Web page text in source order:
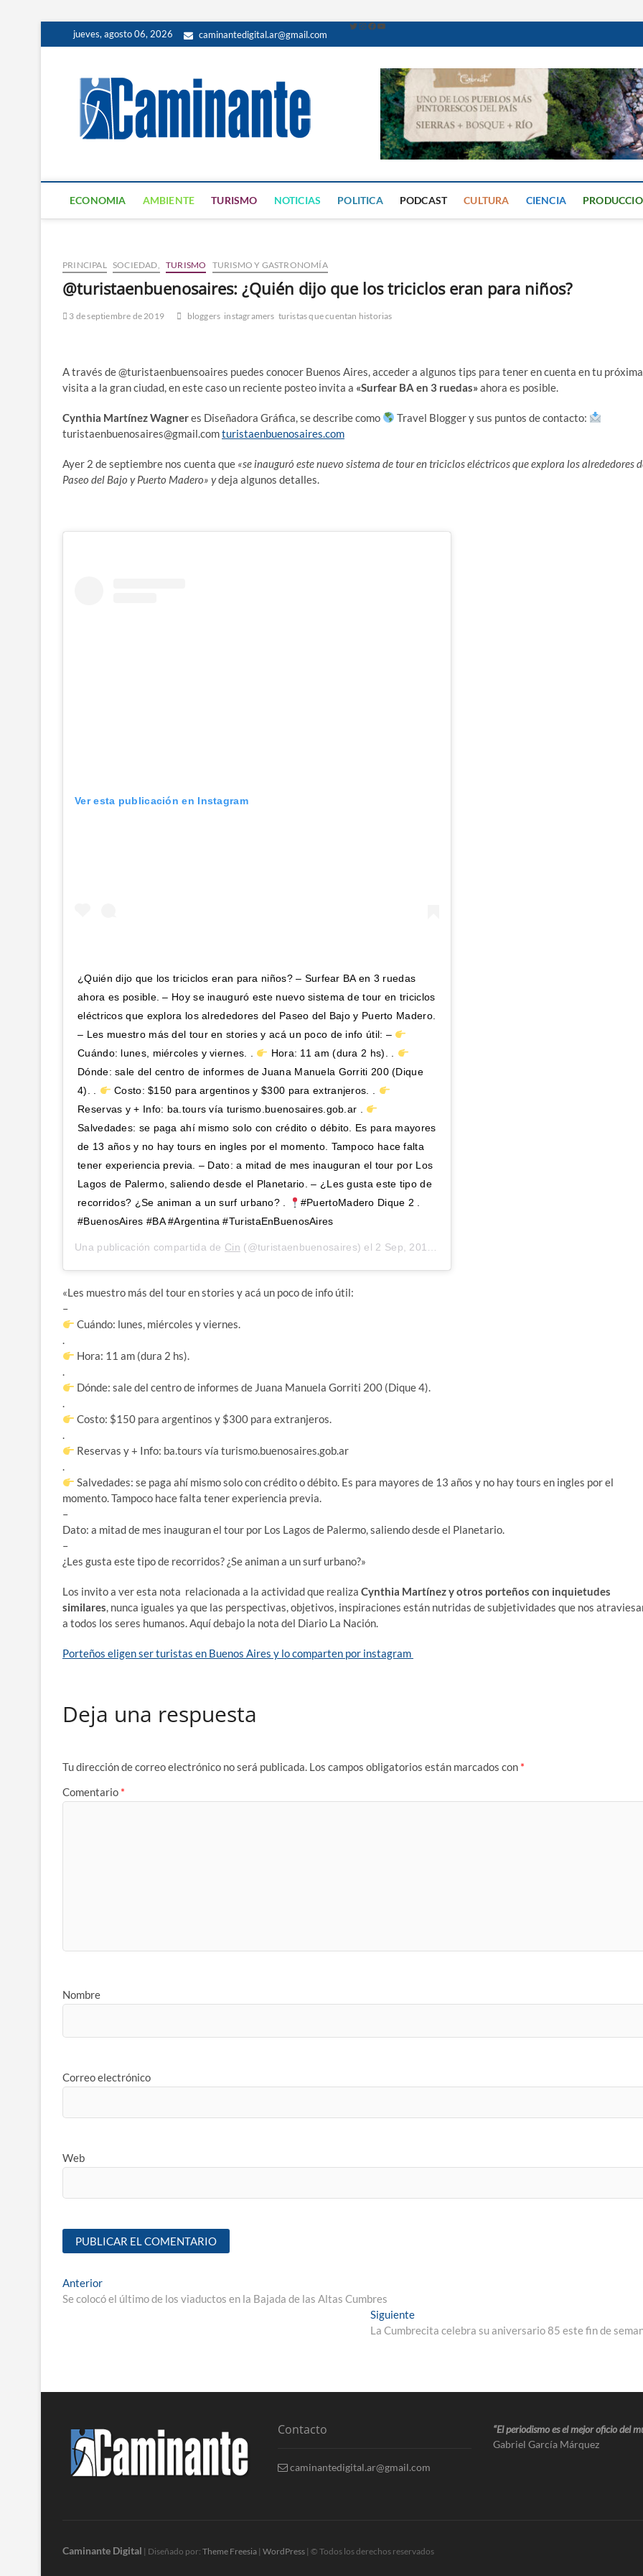
jueves, agosto 06, 2026 caminantedigital.ar@gmail.com
Caminante Digital
PERIÓDICO DIGITAL DEL VALLE DE CALAMUCHITA
ECONOMIA AMBIENTE TURISMO NOTICIAS POLITICA PODCAST CULTURA CIENCIA
PRINCIPAL SOCIEDAD, TURISMO TURISMO Y GASTRONOMÍA
@turistaenbuenosaires: ¿Quién dijo que los triciclos eran para niños?
3 de septiembre de 2019 bloggers instagramers turistas que cuentan historias
A través de @turistaenbuensoaires puedes conocer Buenos Aires, acceder a algunos tips para tener en cuenta en tu próxima
visita a la gran ciudad, en este caso un reciente posteo invita a «Surfear BA en 3 ruedas»ahora es posible.
Cynthia Martínez Wagneres Diseñadora Gráfica, se describe como
Travel Blogger y sus puntos de contacto:
turistaenbuenosaires@gmail.comturistaenbuenosaires.com
Ayer 2 de septiembre nos cuenta que «se inauguró este nuevo sistema de tour en triciclos eléctricos que explora los alrededores
Paseo del Bajo y Puerto Madero» ydeja algunos detalles.
Ver esta publicación en Instagram
¿Quién dijo que los triciclos eran para niños? – Surfear BA en 3 ruedas
ahora es posible. – Hoy se inauguró este nuevo sistema de tour en triciclos
eléctricos que explora los alrededores del Paseo del Bajo y Puerto Madero.
– Les muestro más del tour en stories y acá un poco de info útil: –
Cuándo: lunes, miércoles y viernes. .
Hora: 11 am (dura 2 hs). .
Dónde: sale del centro de informes de Juana Manuela Gorriti 200 (Dique
4). .
Costo: $150 para argentinos y $300 para extranjeros. .
Reservas y + Info: ba.tours vía turismo.buenosaires.gob.ar .
Salvedades: se paga ahí mismo solo con crédito o débito. Es para mayores
de 13 años y no hay tours en ingles por el momento. Tampoco hace falta
tener experiencia previa. – Dato: a mitad de mes inauguran el tour por Los
Lagos de Palermo, saliendo desde el Planetario. – ¿Les gusta este tipo de
recorridos? ¿Se animan a un surf urbano? .
#PuertoMadero Dique 2 .
#BuenosAires #BA #Argentina #TuristaEnBuenosAires
Una publicación compartida de Cin (@turistaenbuenosaires) el 2 Sep, 2019 a las 3:35 PDT
«Les muestro más del tour en stories y acá un poco de info útil:
–
Cuándo: lunes, miércoles y viernes.
.
Hora: 11 am (dura 2 hs).
.
Dónde: sale del centro de informes de Juana Manuela Gorriti 200 (Dique 4).
.
Costo: $150 para argentinos y $300 para extranjeros.
.
Reservas y + Info: ba.tours vía turismo.buenosaires.gob.ar
.
Salvedades: se paga ahí mismo solo con crédito o débito. Es para mayores de 13 años y no hay tours en ingles por el
momento. Tampoco hace falta tener experiencia previa.
–
Dato: a mitad de mes inauguran el tour por Los Lagos de Palermo, saliendo desde el Planetario.
–
¿Les gusta este tipo de recorridos? ¿Se animan a un surf urbano?»
Los invito a ver esta nota relacionada a la actividad que realiza Cynthia Martínez y otros porteños con inquietudes
similares, nunca iguales ya que las perspectivas, objetivos, inspiraciones están nutridas de subjetividades que nos
a todos los seres humanos. Aquí debajo la nota del Diario La Nación.
Porteños eligen ser turistas en Buenos Aires y lo comparten por instagram
Deja una respuesta
Tu dirección de correo electrónico no será publicada. Los campos obligatorios están marcados con *
Comentario *
Nombre
Correo electrónico
Web
Anterior
Se colocó el último de los viaductos en la Bajada de las Altas Cumbres
Siguiente
La Cumbrecita celebra su aniversario 85 este fin de
Contacto
caminantedigital.ar@gmail.com
“El periodismo es el mejor oficio del
Gabriel García Márquez
Caminante Digital | Diseñado por: Theme Freesia | WordPress | © Todos los derechos reservados